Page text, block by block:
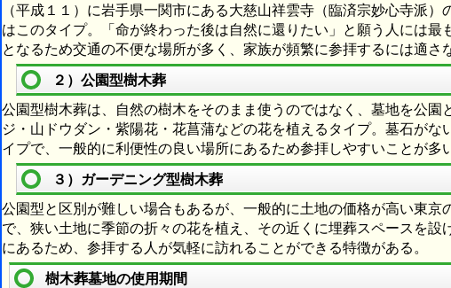
（平成１１）に岩手県一関市にある大慈山祥雲寺（臨済宗妙心寺派
はこのタイプ。「命が終わった後は自然に還りたい」と願う人には
となるため交通の不便な場所が多く、家族が頻繁に参拝するには適さ
２）公園型樹木葬
公園型樹木葬は、自然の樹木をそのまま使うのではなく、墓地を公園
ジ・山ドウダン・紫陽花・花菖蒲などの花を植えるタイプ。墓石がな
イプで、一般的に利便性の良い場所にあるため参拝しやすいことが多
３）ガーデニング型樹木葬
公園型と区別が難しい場合もあるが、一般的に土地の価格が高い東京
で、狭い土地に季節の折々の花を植え、その近くに埋葬スペースを
にあるため、参拝する人が気軽に訪れることができる特徴がある。
樹木葬墓地の使用期間